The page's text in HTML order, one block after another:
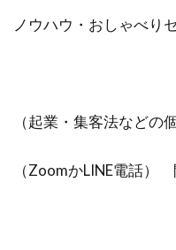
ノウハウ・おしゃべり
（起業・集客法などの
（ZoomかLINE電話）